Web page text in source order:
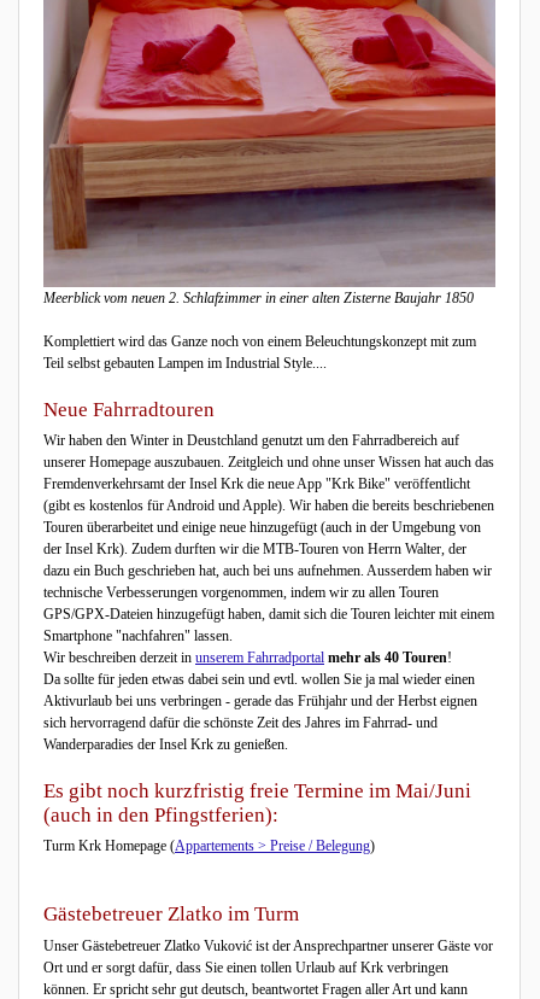
Meerblick vom neuen 2. Schlafzimmer in einer alten Zisterne Baujahr 1850
Komplettiert wird das Ganze noch von einem Beleuchtungskonzept mit zum
Teil selbst gebauten Lampen im Industrial Style....
Neue Fahrradtouren
Wir haben den Winter in Deustchland genutzt um den Fahrradbereich auf
unserer Homepage auszubauen. Zeitgleich und ohne unser Wissen hat auch das
Fremdenverkehrsamt der Insel Krk die neue App "Krk Bike" veröffentlicht
(gibt es kostenlos für Android und Apple). Wir haben die bereits beschriebenen
Touren überarbeitet und einige neue hinzugefügt (auch in der Umgebung von
der Insel Krk). Zudem durften wir die MTB-Touren von Herrn Walter, der
dazu ein Buch geschrieben hat, auch bei uns aufnehmen. Ausserdem haben wir
technische Verbesserungen vorgenommen, indem wir zu allen Touren
GPS/GPX-Dateien hinzugefügt haben, damit sich die Touren leichter mit einem
Smartphone "nachfahren" lassen.
Wir beschreiben derzeit in unserem Fahrradportal mehr als 40 Touren!
Da sollte für jeden etwas dabei sein und evtl. wollen Sie ja mal wieder einen
Aktivurlaub bei uns verbringen - gerade das Frühjahr und der Herbst eignen
sich hervorragend dafür die schönste Zeit des Jahres im Fahrrad- und
Wanderparadies der Insel Krk zu genießen.
Es gibt noch kurzfristig freie Termine im Mai/Juni
(auch in den Pfingstferien):
Turm Krk Homepage (Appartements > Preise / Belegung)
Gästebetreuer Zlatko im Turm
Unser Gästebetreuer Zlatko Vuković ist der Ansprechpartner unserer Gäste vor
Ort und er sorgt dafür, dass Sie einen tollen Urlaub auf Krk verbringen
können. Er spricht sehr gut deutsch, beantwortet Fragen aller Art und kann